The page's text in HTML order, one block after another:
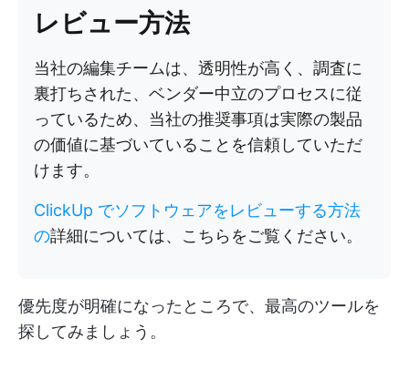
レビュー方法
当社の編集チームは、透明性が高く、調査に
裏打ちされた、ベンダー中立のプロセスに従
っているため、当社の推奨事項は実際の製品
の価値に基づいていることを信頼していただ
けます。
ClickUp でソフトウェアをレビューする方法
の詳細については、こちらをご覧ください。
優先度が明確になったところで、最高のツールを
探してみましょう。